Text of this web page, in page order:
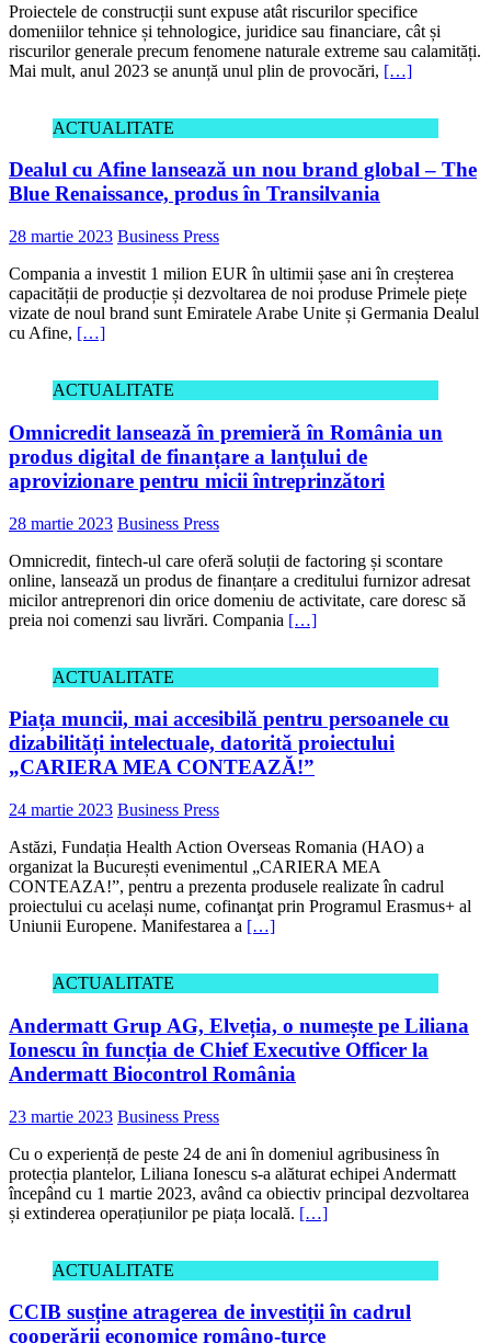
Proiectele de construcții sunt expuse atât riscurilor specifice
domeniilor tehnice și tehnologice, juridice sau financiare, cât și
riscurilor generale precum fenomene naturale extreme sau calamități.
Mai mult, anul 2023 se anunță unul plin de provocări, […]
ACTUALITATE
Dealul cu Afine lansează un nou brand global – The
Blue Renaissance, produs în Transilvania
28 martie 2023 Business Press
Compania a investit 1 milion EUR în ultimii șase ani în creșterea
capacității de producție și dezvoltarea de noi produse Primele piețe
vizate de noul brand sunt Emiratele Arabe Unite și Germania Dealul
cu Afine, […]
ACTUALITATE
Omnicredit lansează în premieră în România un
produs digital de finanțare a lanțului de
aprovizionare pentru micii întreprinzători
28 martie 2023 Business Press
Omnicredit, fintech-ul care oferă soluții de factoring și scontare
online, lansează un produs de finanțare a creditului furnizor adresat
micilor antreprenori din orice domeniu de activitate, care doresc să
preia noi comenzi sau livrări. Compania […]
ACTUALITATE
Piața muncii, mai accesibilă pentru persoanele cu
dizabilități intelectuale, datorită proiectului
„CARIERA MEA CONTEAZĂ!”
24 martie 2023 Business Press
Astăzi, Fundația Health Action Overseas Romania (HAO) a
organizat la București evenimentul „CARIERA MEA
CONTEAZA!”, pentru a prezenta produsele realizate în cadrul
proiectului cu același nume, cofinanţat prin Programul Erasmus+ al
Uniunii Europene. Manifestarea a […]
ACTUALITATE
Andermatt Grup AG, Elveția, o numește pe Liliana
Ionescu în funcția de Chief Executive Officer la
Andermatt Biocontrol România
23 martie 2023 Business Press
Cu o experiență de peste 24 de ani în domeniul agribusiness în
protecția plantelor, Liliana Ionescu s-a alăturat echipei Andermatt
începând cu 1 martie 2023, având ca obiectiv principal dezvoltarea
și extinderea operațiu­nilor pe piața locală. […]
ACTUALITATE
CCIB susține atragerea de investiții în cadrul
cooperării economice româno-turce